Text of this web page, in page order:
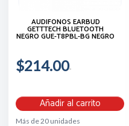
AUDIFONOS EARBUD
GETTTECH BLUETOOTH
NEGRO GUE-T8PBL-BG NEGRO
$214.00
Añadir al carrito
Más de 20 unidades